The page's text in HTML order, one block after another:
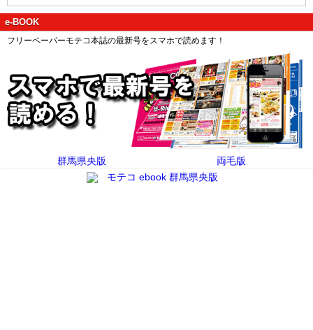
e-BOOK
フリーペーパーモテコ本誌の最新号をスマホで読めます！
群馬県央版 両毛版